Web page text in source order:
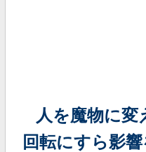
人を魔物に変
回転にすら影